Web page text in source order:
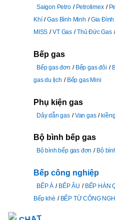
Saigon Petro Petrolimex
Khí
Gas Bình Minh Gia Đình
MISS
VT Gas Thủ Đức Gas
Bếp gas
Bếp gas đơn Bếp gas đôi
gas du lịch
Bếp gas Mini
Phụ kiện gas
Dây dẫn gas Van gas
Bộ bình bếp gas
Bộ bình bếp gas đơn Bộ
Bếp công nghiệp
BẾP Á BẾP ÂU BẾP HÀN
Bếp khè
BẾP TỪ CÔNG